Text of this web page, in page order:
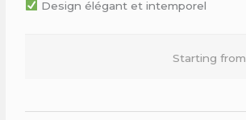
Design élégant et intemporel
Starting from